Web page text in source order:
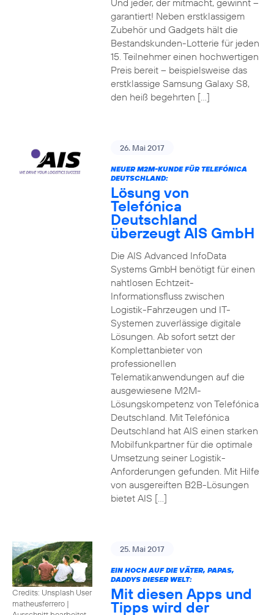
Und jeder, der mitmacht, gewinnt –
garantiert! Neben erstklassigem
Zubehör und Gadgets hält die
Bestandskunden-Lotterie für jeden
15. Teilnehmer einen hochwertigen
Preis bereit – beispielsweise das
erstklassige Samsung Galaxy S8,
den heiß begehrten […]
26. Mai 2017
NEUER M2M-KUNDE FÜR TELEFÓNICA
DEUTSCHLAND:
Lösung von
Telefónica
Deutschland
überzeugt AIS GmbH
Die AIS Advanced InfoData
Systems GmbH benötigt für einen
nahtlosen Echtzeit-
Informationsfluss zwischen
Logistik-Fahrzeugen und IT-
Systemen zuverlässige digitale
Lösungen. Ab sofort setzt der
Komplettanbieter von
professionellen
Telematikanwendungen auf die
ausgewiesene M2M-
Lösungskompetenz von Telefónica
Deutschland. Mit Telefónica
Deutschland hat AIS einen starken
Mobilfunkpartner für die optimale
Umsetzung seiner Logistik-
Anforderungen gefunden. Mit Hilfe
von ausgereiften B2B-Lösungen
bietet AIS […]
Credits: Unsplash User
matheusferrero |
25. Mai 2017
EIN HOCH AUF DIE VÄTER, PAPAS,
DADDYS DIESER WELT:
Mit diesen Apps und
Tipps wird der